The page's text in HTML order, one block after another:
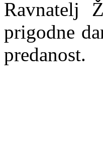
Ravnatelj
prigodne
predanost.